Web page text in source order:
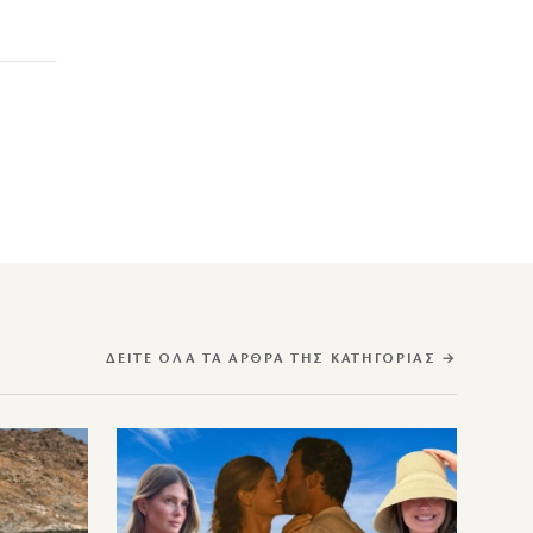
ΔΕΊΤΕ ΌΛΑ ΤΑ ΆΡΘΡΑ ΤΗΣ ΚΑΤΗΓΟΡΊΑΣ →